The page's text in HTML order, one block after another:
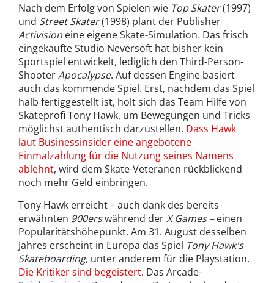
Nach dem Erfolg von Spielen wie Top Skater(1997)
und Street Skater(1998) plant der Publisher
Activision eine eigene Skate-Simulation. Das frisch
eingekaufte Studio Neversoft hat bisher kein
Sportspiel entwickelt, lediglich den Third-Person-
ShooterApocalypse. Auf dessen Engine basiert
auch das kommende Spiel. Erst, nachdem das Spiel
halb fertiggestellt ist, holt sich das Team Hilfe von
Skateprofi Tony Hawk, um Bewegungen und Tricks
möglichst authentisch darzustellen. Dass Hawk
laut Businessinsider eine angebotene
Einmalzahlung für die Nutzung seines Namens
ablehnt, wird dem Skate-Veteranen rückblickend
noch mehr Geld einbringen.
Tony Hawk erreicht – auch dank des bereits
erwähnten 900erswährend derX Games –einen
Popularitätshöhepunkt. Am 31. August desselben
Jahres erscheint in Europa das Spiel Tony Hawk's
Skateboarding, unter anderem für die Playstation.
Die Kritiker sind begeistert. Das Arcade-